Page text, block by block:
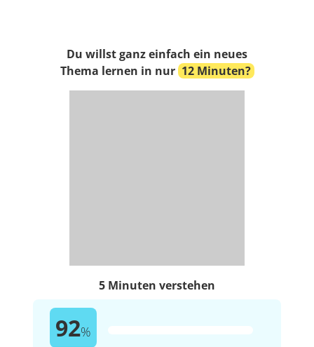
Du willst ganz einfach ein neues
Thema lernen in nur 12 Minuten?
5 Minuten verstehen
92%